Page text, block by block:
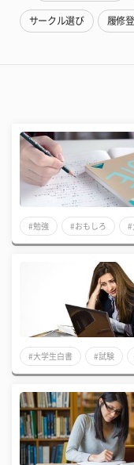
サークル選び 履修
#勉強 #おもしろ #
#大学生白書 #試験